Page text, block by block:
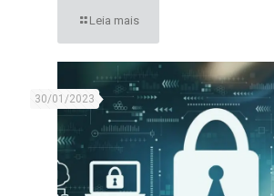
Leia mais
30/01/2023